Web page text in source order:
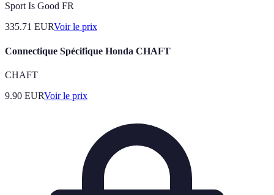
Sport Is Good FR
335.71 EURVoir le prix
Connectique Spécifique Honda CHAFT
CHAFT
9.90 EURVoir le prix